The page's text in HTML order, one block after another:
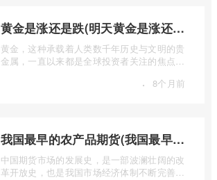
黄金是涨还是跌(明天黄金是涨还是跌)
黄金，这种承载着人类数千年历史与文明的贵
金属，一直以来都是全球投资者关注的焦点。
· 8个月前
我国最早的农产品期货(我国最早的农产品期货交易合约的品种是)
中国期货市场的发展史，是一部波澜壮阔的改
革开放史，也是我国市场经济体制不断完善的